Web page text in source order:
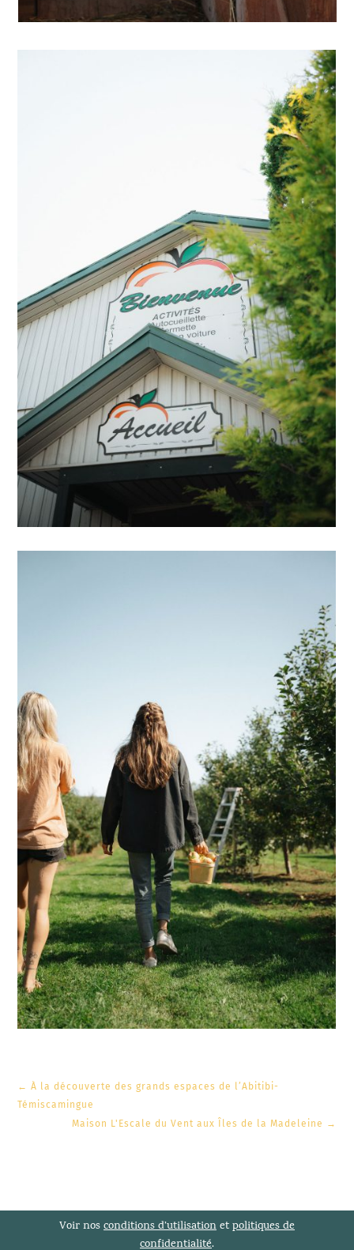
←À la découverte des grands espaces de l’Abitibi-
Témiscamingue
Maison L'Escale du Vent aux Îles de la Madeleine →
Voir nosconditions d’utilisationetpolitiques de
confidentialité.